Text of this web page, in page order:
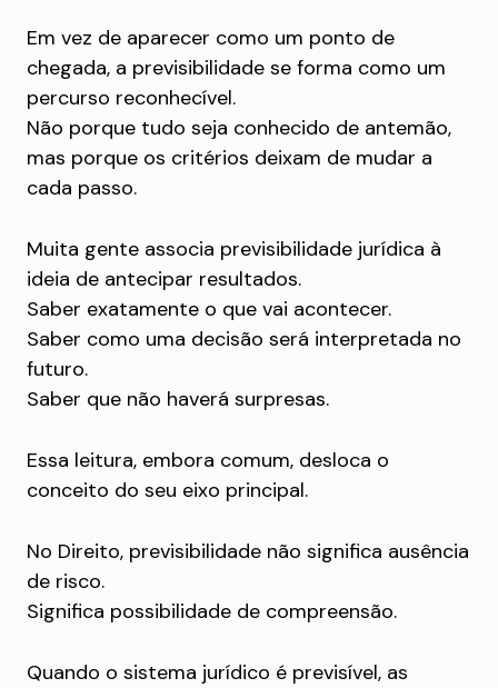
Em vez de aparecer como um ponto de
chegada, a previsibilidade se forma como um
percurso reconhecível.
Não porque tudo seja conhecido de antemão,
mas porque os critérios deixam de mudar a
cada passo.
Muita gente associa previsibilidade jurídica à
ideia de antecipar resultados.
Saber exatamente o que vai acontecer.
Saber como uma decisão será interpretada no
futuro.
Saber que não haverá surpresas.
Essa leitura, embora comum, desloca o
conceito do seu eixo principal.
No Direito, previsibilidade não significa ausência
de risco.
Significa possibilidade de compreensão.
Quando o sistema jurídico é previsível, as